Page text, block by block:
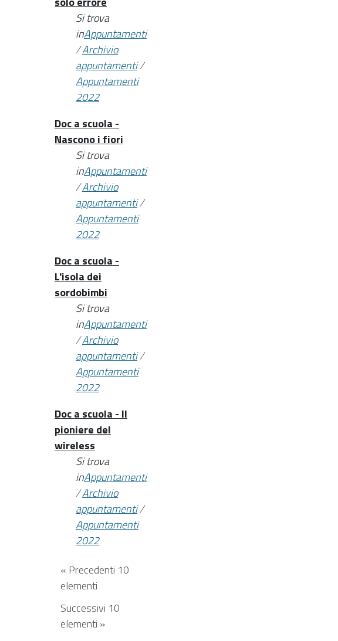
Si trova
inAppuntamenti
/Archivio
appuntamenti/
Appuntamenti
2022
Doc a scuola -
Nascono i fiori
Si trova
inAppuntamenti
/Archivio
appuntamenti/
Appuntamenti
2022
Doc a scuola -
L'isola dei
sordobimbi
Si trova
inAppuntamenti
/Archivio
appuntamenti/
Appuntamenti
2022
Doc a scuola - Il
pioniere del
wireless
Si trova
inAppuntamenti
/Archivio
appuntamenti/
Appuntamenti
2022
« Precedenti 10
elementi
Successivi 10
elementi »